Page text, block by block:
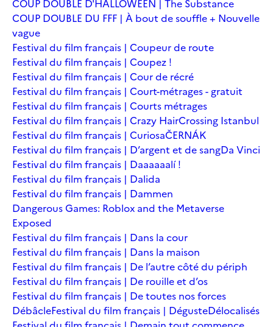
COUP DOUBLE D'HALLOWEEN | The Substance
COUP DOUBLE DU FFF | À bout de souffle + Nouvelle
vague
Festival du film français | Coupeur de route
Festival du film français | Coupez !
Festival du film français | Cour de récré
Festival du film français | Court-métrages - gratuit
Festival du film français | Courts métrages
Festival du film français | Crazy HairCrossing Istanbul
Festival du film français | CuriosaČERNÁK
Festival du film français | D’argent et de sangDa Vinci
Festival du film français | Daaaaaalí !
Festival du film français | Dalida
Festival du film français | Dammen
Dangerous Games: Roblox and the Metaverse
Exposed
Festival du film français | Dans la cour
Festival du film français | Dans la maison
Festival du film français | De l’autre côté du périph
Festival du film français | De rouille et d’os
Festival du film français | De toutes nos forces
DébâcleFestival du film français | DégusteDélocalisés